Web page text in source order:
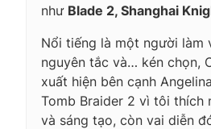
như Blade 2, Shanghai
Nổi tiếng là một người làm
nguyên tắc và… kén chọn,
xuất hiện bên cạnh
Tomb Braider 2 vì tôi thích
và sáng tạo, còn vai diễn